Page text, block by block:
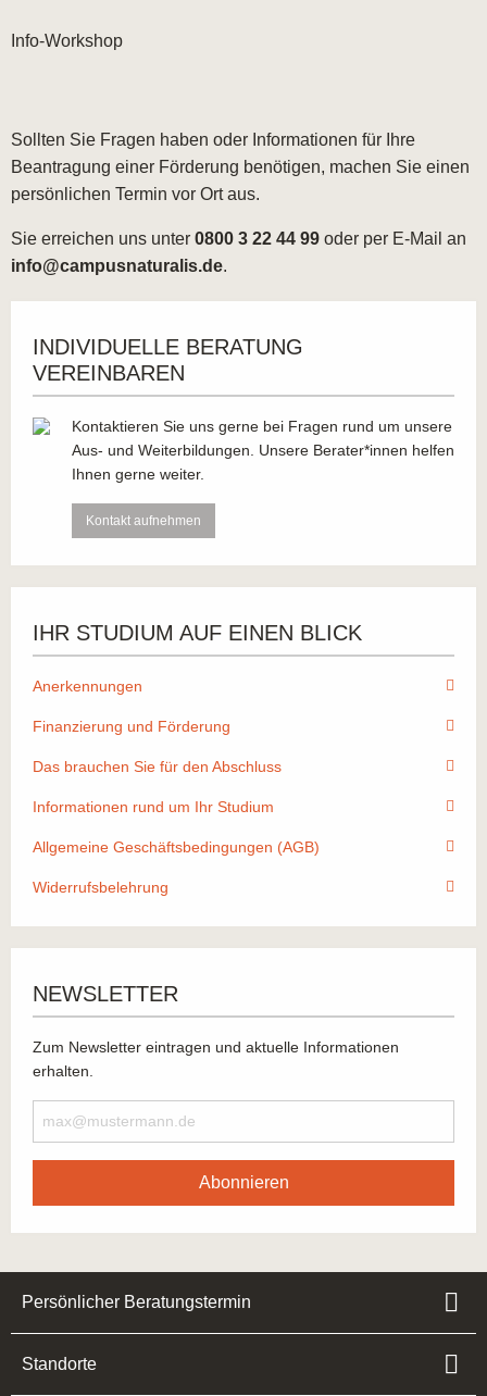
Info-Workshop
Sollten Sie Fragen haben oder Informationen für Ihre
Beantragung einer Förderung benötigen, machen Sie einen
persönlichen Termin vor Ort aus.
Sie erreichen uns unter 0800 3 22 44 99 oder per E-Mail an
info@campusnaturalis.de.
INDIVIDUELLE BERATUNG
VEREINBAREN
Kontaktieren Sie uns gerne bei Fragen rund um unsere
Aus- und Weiterbildungen. Unsere Berater*innen helfen
Ihnen gerne weiter.
Kontakt aufnehmen
IHR STUDIUM AUF EINEN BLICK
Anerkennungen
Finanzierung und Förderung
Das brauchen Sie für den Abschluss
Informationen rund um Ihr Studium
Allgemeine Geschäftsbedingungen (AGB)
Widerrufsbelehrung
NEWSLETTER
Zum Newsletter eintragen und aktuelle Informationen
erhalten.
Abonnieren
Persönlicher Beratungstermin
Standorte